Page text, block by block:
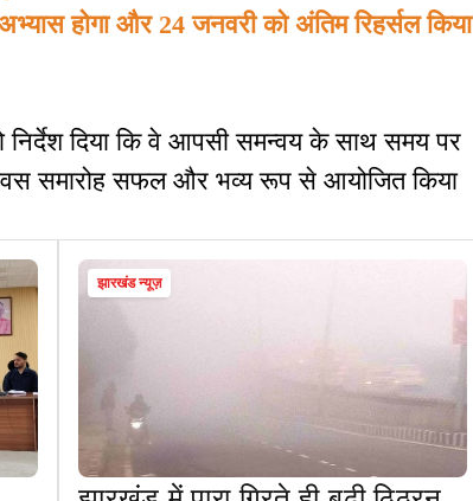
होगा और 24 जनवरी को अंतिम रिहर्सल किया
निर्देश दिया कि वे आपसी समन्वय के साथ समय पर
समारोह सफल और भव्य रूप से आयोजित किया
झारखंड न्यूज़